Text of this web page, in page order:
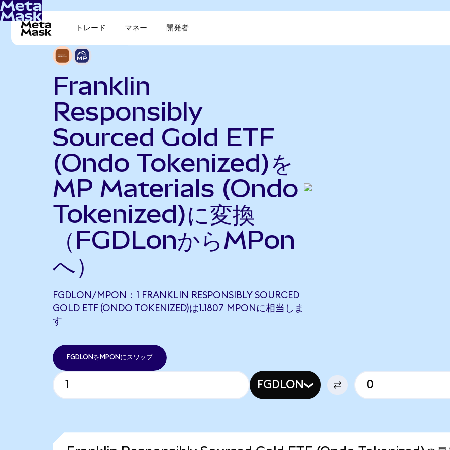
トレード マネー 開発者
Franklin
Responsibly
Sourced Gold ETF
(Ondo Tokenized)を
MP Materials (Ondo
Tokenized)に変換
（FGDLonからMPon
へ）
FGDLON/MPON：1 FRANKLIN RESPONSIBLY SOURCED
GOLD ETF (ONDO TOKENIZED)は1.1807 MPONに相当しま
す
FGDLONをMPONにスワップ
FGDLON